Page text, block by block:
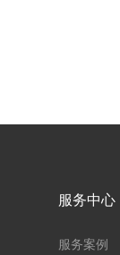
服务中心
服务案例